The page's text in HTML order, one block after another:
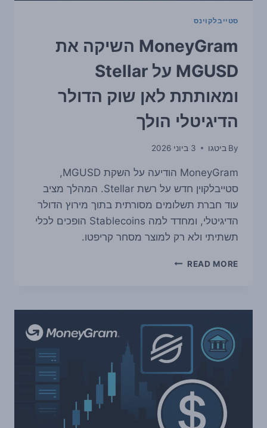
סטייבלקוינס
MoneyGram השיקה את
MGUSD על Stellar
ומאותתת לאן שוק הדולר
הדיגיטלי הולך
By ביטגו 3 ביוני 2026
MoneyGram הודיעה על השקת MGUSD,
סטייבלקוין חדש על רשת Stellar. המהלך מציב
עוד חברת תשלומים מסורתית בתוך מירוץ הדולר
הדיגיטלי, ומחדד למה Stablecoins הופכים לכלי
תשתיתי ולא רק למוצר מסחר קריפטו.
READ MORE
MONEYGRAM
על
STELLAR
ומאותתת
לאן
שוק
הדולר
הדיגיטלי
הולך